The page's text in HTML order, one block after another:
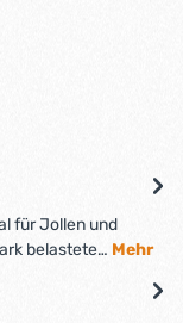
für Jollen und
belastete… Mehr